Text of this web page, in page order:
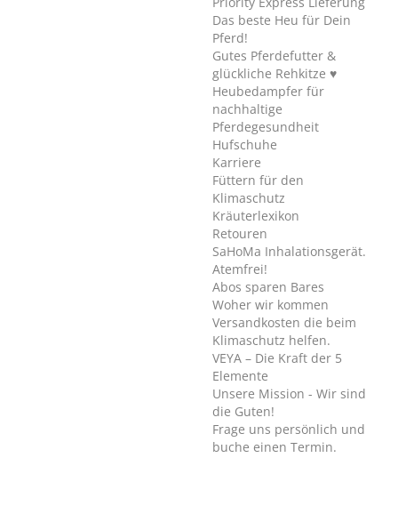
Das beste Heu für Dein
Pferd!
Gutes Pferdefutter &
glückliche Rehkitze ♥
Heubedampfer für
nachhaltige
Pferdegesundheit
Hufschuhe
Karriere
Füttern für den
Klimaschutz
Kräuterlexikon
Retouren
SaHoMa Inhalationsgerät.
Atemfrei!
Abos sparen Bares
Woher wir kommen
Versandkosten die beim
Klimaschutz helfen.
VEYA – Die Kraft der 5
Elemente
Unsere Mission - Wir sind
die Guten!
Frage uns persönlich und
buche einen Termin.